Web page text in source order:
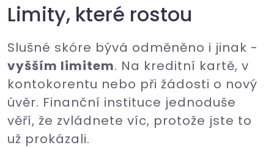
Limity, které rostou
Slušné skóre bývá odměněno i jinak -
vyšším limitem. Na kreditní kartě, v
kontokorentu nebo při žádosti o nový
úvěr. Finanční instituce jednoduše
věří, že zvládnete víc, protože jste to
už prokázali.